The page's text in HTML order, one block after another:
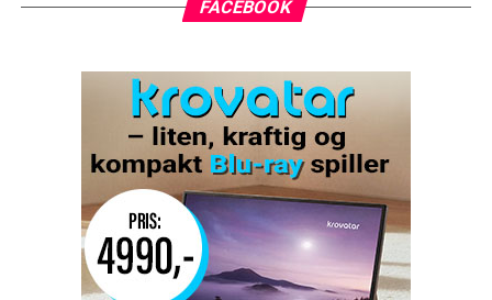
FACEBOOK